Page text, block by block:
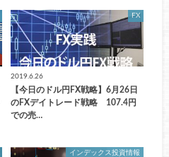
FX
2019.6.26
【今日のドル円FX戦略】6月26日
のFXデイトレード戦略 107.4円
での売…
インデックス投資情報